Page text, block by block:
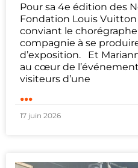
Pour sa 4e édition des
Fondation Louis
conviant le
compagnie à se
d’exposition. Et
au cœur de
visiteurs d’une
...
17 juin 2026